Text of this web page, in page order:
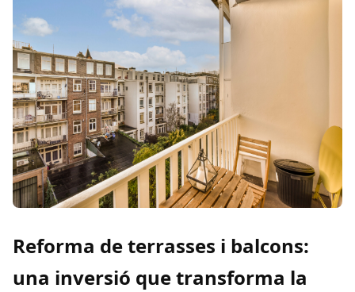
Reforma de terrasses i balcons:
una inversió que transforma la